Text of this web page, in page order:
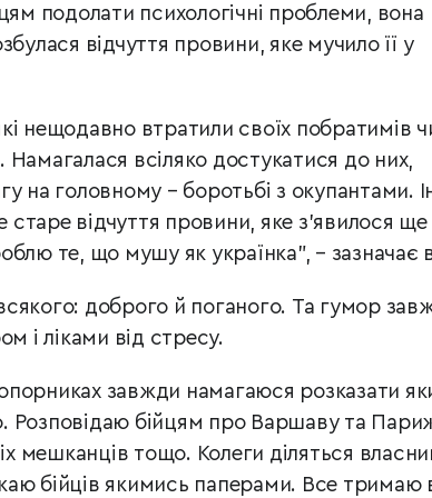
подолати психологічні проблеми, вона
відчуття провини, яке мучило її у
нещодавно втратили своїх побратимів
всіляко достукатися до них,
на головному – боротьбі з окупантами.
відчуття провини, яке з’явилося ще
те, що мушу як українка”, – зазначає
доброго й поганого. Та гумор
і ліками від стресу.
завжди намагаюся розказати
Розповідаю бійцям про Варшаву та
мешканців тощо. Колеги діляться
бійців якимись паперами. Все тримаю